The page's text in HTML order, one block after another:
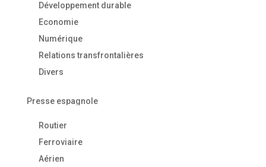
Développement durable
Economie
Numérique
Relations transfrontalières
Divers
Presse espagnole
Routier
Ferroviaire
Aérien